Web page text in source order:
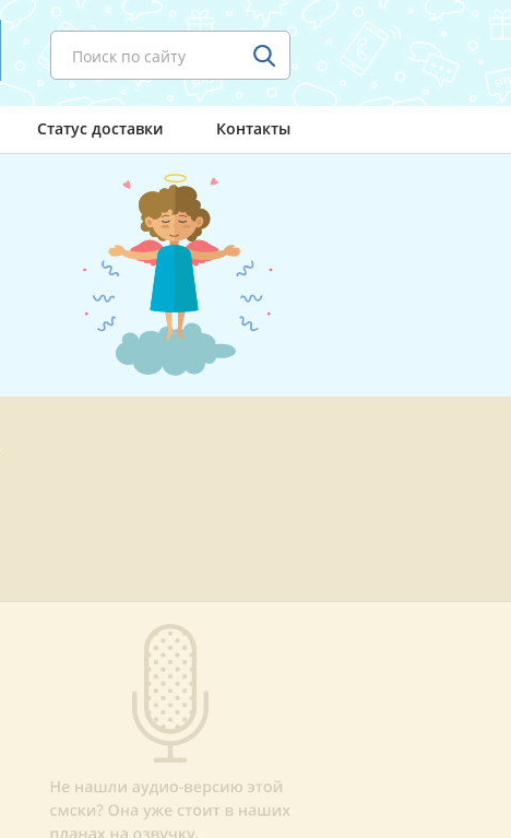
Поиск по сайту
Статус доставки Контакты